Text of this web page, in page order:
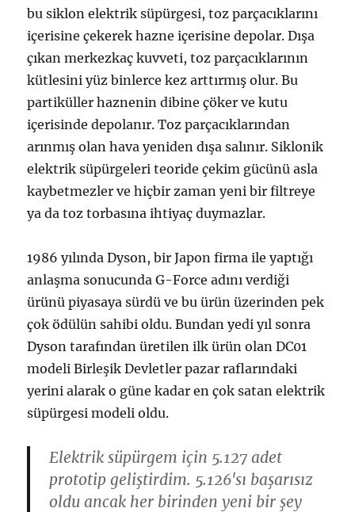
bu siklon elektrik süpürgesi, toz parçacıklarını
içerisine çekerek hazne içerisine depolar. Dışa
çıkan merkezkaç kuvveti, toz parçacıklarının
kütlesini yüz binlerce kez arttırmış olur. Bu
partiküller haznenin dibine çöker ve kutu
içerisinde depolanır. Toz parçacıklarından
arınmış olan hava yeniden dışa salınır. Siklonik
elektrik süpürgeleri teoride çekim gücünü asla
kaybetmezler ve hiçbir zaman yeni bir filtreye
ya da toz torbasına ihtiyaç duymazlar.
1986 yılında Dyson, bir Japon firma ile yaptığı
anlaşma sonucunda G-Force adını verdiği
ürünü piyasaya sürdü ve bu ürün üzerinden pek
çok ödülün sahibi oldu. Bundan yedi yıl sonra
Dyson tarafından üretilen ilk ürün olan DC01
modeli Birleşik Devletler pazar raflarındaki
yerini alarak o güne kadar en çok satan elektrik
süpürgesi modeli oldu.
Elektrik süpürgem için 5.127 adet
prototip geliştirdim. 5.126'sı başarısız
oldu ancak her birinden yeni bir şey